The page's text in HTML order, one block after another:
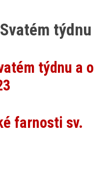
týdnu
týdnu a o
farnosti sv.